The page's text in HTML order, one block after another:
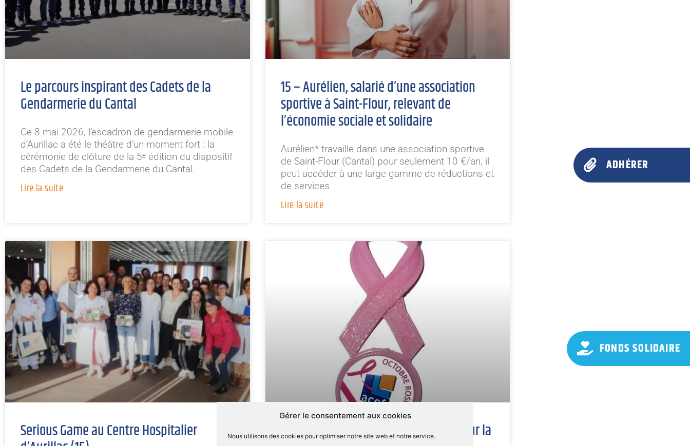
Gérer le consentement aux cookies
Nous utilisons des cookies pour optimiser notre site web et notre service.
ADHÉRER
FONDS SOLIDAIRE
Le parcours inspirant des Cadets de la
Gendarmerie du Cantal
Ce 8 mai 2026, l’escadron de gendarmerie mobile
d’Aurillac a été le théâtre d’un moment fort : la
cérémonie de clôture de la 5ᵉ édition du dispositif
des Cadets de la Gendarmerie du Cantal.
Lire la suite
15 – Aurélien, salarié d’une association
sportive à Saint-Flour, relevant de
l’économie sociale et solidaire
Aurélien* travaille dans une association sportive
de Saint-Flour (Cantal) pour seulement 10 €/an, il
peut accéder à une large gamme de réductions et
de services
Lire la suite
Serious Game au Centre Hospitalier Octobre Rose : Ensemble, agissons pour la